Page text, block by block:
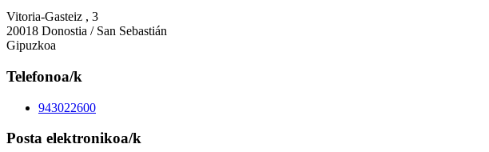
Vitoria-Gasteiz , 3
20018 Donostia / San Sebastián
Gipuzkoa
Telefonoa/k
943022600
Posta elektronikoa/k